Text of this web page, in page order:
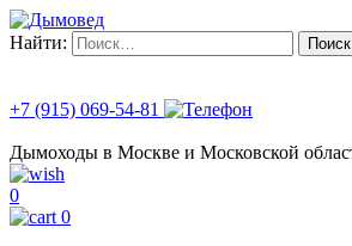
Найти:
+7 (915) 069-54-81
Дымоходы в Москве и Московской
0
0